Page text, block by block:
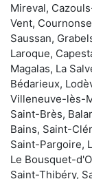
Mireval,
Vent,
Saussan,
Laroque,
Magalas, La
Bédarieux,
Villeneuve-lès-
Saint-Brès,
Bains, Saint-
Saint-Pargoire,
Le Bousquet-
Saint-Thibéry,